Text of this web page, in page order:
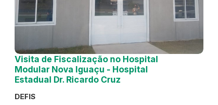
Visita de Fiscalização no Hospital
Modular Nova Iguaçu - Hospital
Estadual Dr. Ricardo Cruz
DEFIS